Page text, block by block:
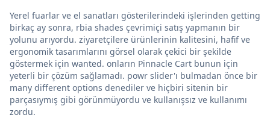
Yerel fuarlar ve el sanatları gösterilerindeki işlerinden getting
birkaç ay sonra, rbia shades çevrimiçi satış yapmanın bir
yolunu arıyordu. ziyaretçilere ürünlerinin kalitesini, hafif ve
ergonomik tasarımlarını görsel olarak çekici bir şekilde
göstermek için wanted. onların Pinnacle Cart bunun için
yeterli bir çözüm sağlamadı. powr slider'ı bulmadan önce bir
many different options denediler ve hiçbiri sitenin bir
parçasıymış gibi görünmüyordu ve kullanışsız ve kullanımı
zordu.